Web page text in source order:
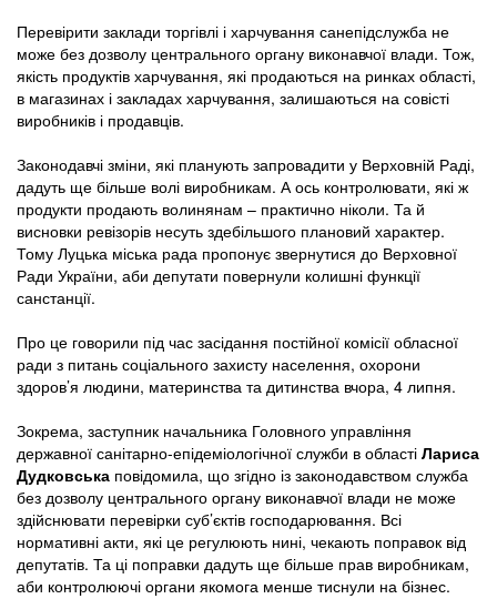
Перевірити заклади торгівлі і харчування санепідслужба не
може без дозволу центрального органу виконавчої влади. Тож,
якість продуктів харчування, які продаються на ринках області,
в магазинах і закладах харчування, залишаються на совісті
виробників і продавців.
Законодавчі зміни, які планують запровадити у Верховній Раді,
дадуть ще більше волі виробникам. А ось контролювати, які ж
продукти продають волинянам – практично ніколи. Та й
висновки ревізорів несуть здебільшого плановий характер.
Тому Луцька міська рада пропонує звернутися до Верховної
Ради України, аби депутати повернули колишні функції
санстанції.
Про це говорили під час засідання постійної комісії обласної
ради з питань соціального захисту населення, охорони
здоров’я людини, материнства та дитинства вчора, 4 липня.
Зокрема, заступник начальника Головного управління
державної санітарно-епідеміологічної служби в області Лариса
Дудковська повідомила, що згідно із законодавством служба
без дозволу центрального органу виконавчої влади не може
здійснювати перевірки суб’єктів господарювання. Всі
нормативні акти, які це регулюють нині, чекають поправок від
депутатів. Та ці поправки дадуть ще більше прав виробникам,
аби контролюючі органи якомога менше тиснули на бізнес.